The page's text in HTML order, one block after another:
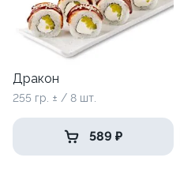
Дракон
255 гр. ± / 8 шт.
589 ₽